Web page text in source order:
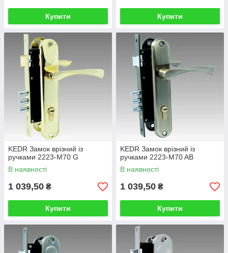
Купити Купити
KEDR Замок врізний із
ручками 2223-M70 G
В наявності
1 039,50 ₴
Купити
KEDR Замок врізний із
ручками 2223-M70 AB
В наявності
1 039,50 ₴
Купити